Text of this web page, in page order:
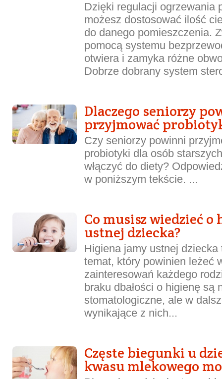
Dzięki regulacji ogrzewania
możesz dostosować ilość
do danego pomieszczenia.
pomocą systemu
otwiera i zamyka różne
Dobrze dobrany system
Dlaczego seniorzy
przyjmować
Czy seniorzy powinni
probiotyki dla osób
włączyć do diety?
w poniższym tekście. ...
Co musisz wiedzieć
ustnej dziecka?
Higiena jamy ustnej
temat, który powinien leżeć
zainteresowań każdego
braku dbałości o higienę są
stomatologiczne, ale w
wynikające z nich...
Częste biegunki u
kwasu mlekowego